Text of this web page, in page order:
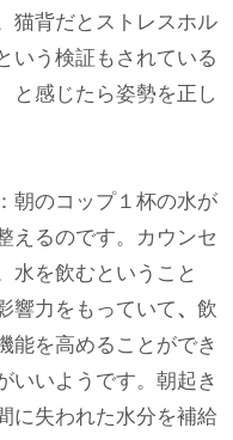
猫背だとストレスホル
いう検証もされている
と感じたら姿勢を正し
朝のコップ１杯の水が
えるのです。カウンセ
水を飲むということ
響力をもっていて、 飲
能を高めることができ
いいようです。朝起き
に失われた水分を補給